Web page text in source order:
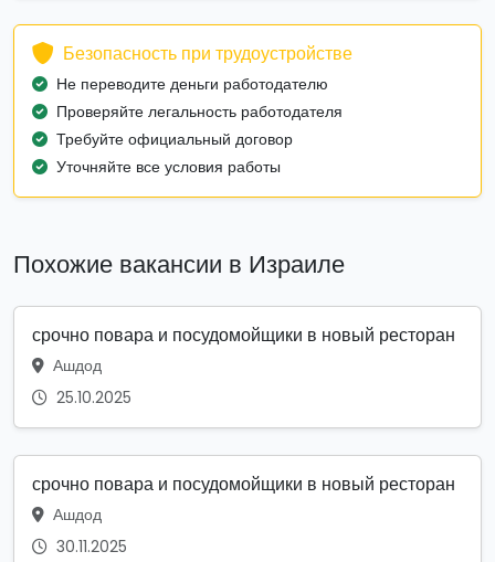
Безопасность при трудоустройстве
Не переводите деньги работодателю
Проверяйте легальность работодателя
Требуйте официальный договор
Уточняйте все условия работы
Похожие вакансии в Израиле
срочно повара и посудомойщики в новый ресторан
Ашдод
25.10.2025
срочно повара и посудомойщики в новый ресторан
Ашдод
30.11.2025